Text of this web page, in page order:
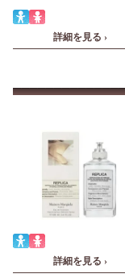
詳細を見る ›
詳細を見る ›